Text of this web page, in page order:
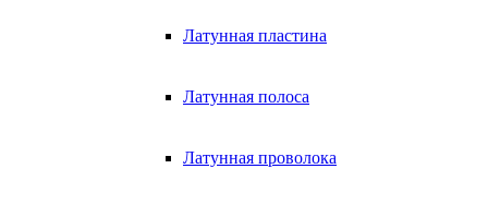
Латунная пластина
Латунная полоса
Латунная проволока